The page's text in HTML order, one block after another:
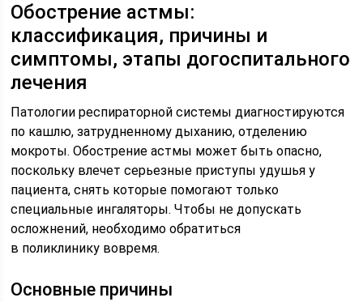
Обострение астмы:
классификация, причины и
симптомы, этапы догоспитального
лечения
Патологии респираторной системы диагностируются
по кашлю, затрудненному дыханию, отделению
мокроты. Обострение астмы может быть опасно,
поскольку влечет серьезные приступы удушья у
пациента, снять которые помогают только
специальные ингаляторы. Чтобы не допускать
осложнений, необходимо обратиться
в поликлинику вовремя.
Основные причины